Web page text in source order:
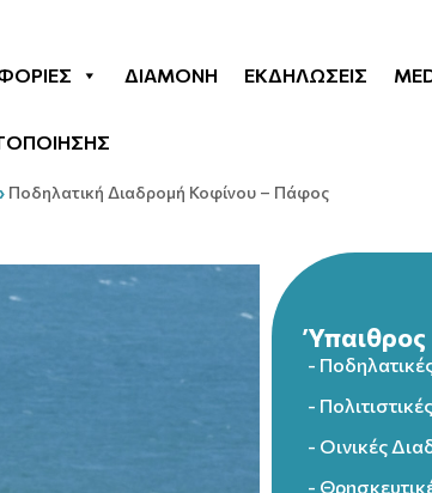
ΔΙΑΜΟΝΉ ΕΚΔΗΛΏΣΕΙΣ
Ποδηλατική Διαδρομή Κοφίνου – Πάφος
Ύπαιθρος
-
-
- Οινικές
-